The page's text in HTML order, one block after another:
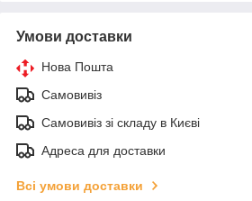
Умови доставки
Нова Пошта
Самовивіз
Самовивіз зі складу в Києві
Адреса для доставки
Всі умови доставки